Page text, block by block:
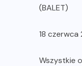
(BALET)
18 czerwca
Wszystkie